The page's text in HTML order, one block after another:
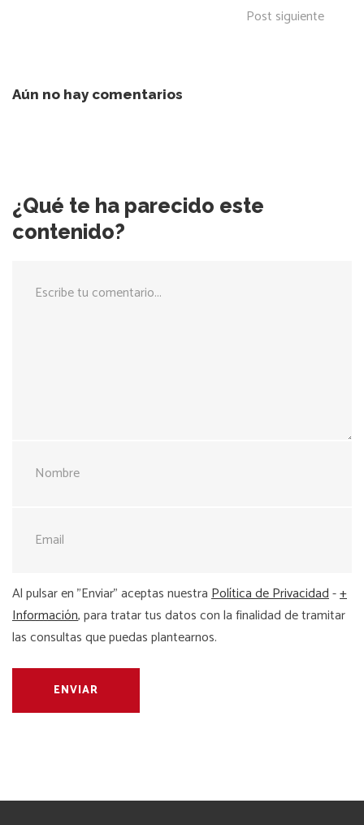
Post siguiente
Aún no hay comentarios
¿Qué te ha parecido este
contenido?
Al pulsar en "Enviar" aceptas nuestraPolítica de Privacidad-+
Información, para tratar tus datos con la finalidad de tramitar
las consultas que puedas plantearnos.